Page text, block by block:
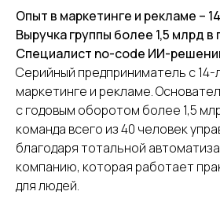
Опыт в маркетинге и рекламе –
Выручка группы более 1,5 млрд в
Специалист no-code ИИ-
Серийный предприниматель с
маркетинге и рекламе.
с годовым оборотом более 1,5
команда всего из 40 человек
благодаря тотальной
компанию, которая работает
для людей.